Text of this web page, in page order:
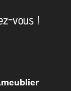
vous !